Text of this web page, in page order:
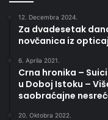
12. Decembra 2024.
Za dvadesetak
novčanica iz
6. Aprila 2021.
Crna hronika –
u Doboj Istoku –
saobraćajne
20. Oktobra 2022.